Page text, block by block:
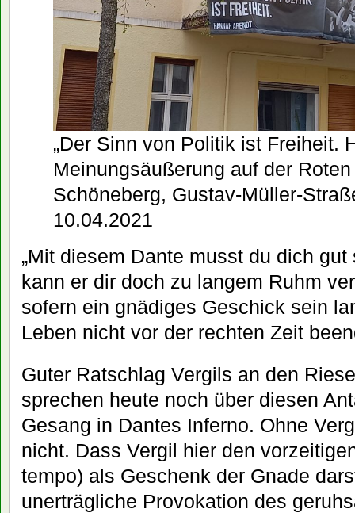
„Der Sinn von Politik ist Freiheit.
Meinungsäußerung auf der
Schöneberg, Gustav-Müller-
10.04.2021
„Mit diesem Dante musst du dich gut
kann er dir doch zu langem Ruhm
sofern ein gnädiges Geschick sein
Leben nicht vor der rechten Zeit
Guter Ratschlag Vergils an den
sprechen heute noch über diesen
Gesang in Dantes Inferno. Ohne
nicht. Dass Vergil hier den
tempo) als Geschenk der Gnade
unerträgliche Provokation des